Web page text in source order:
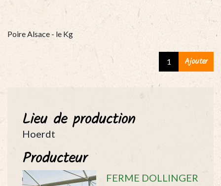
Poire Alsace - le Kg
Poire
Ajouter
Lieu de production
Hoerdt
Producteur
FERME DOLLINGER